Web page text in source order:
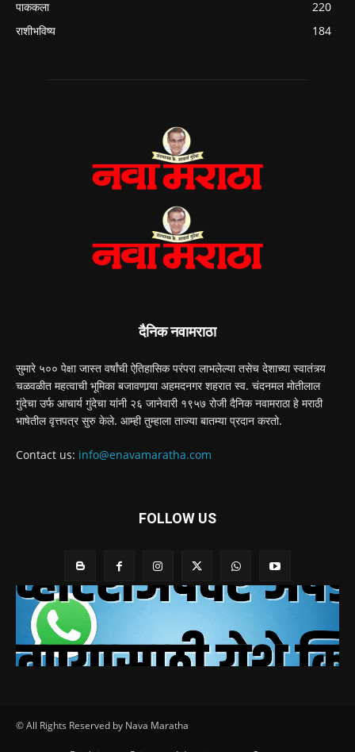
पाककला
220
राशीभविष्य
184
दैनिक नवामराठा
सुमारे ५०० पेक्षा जास्त वर्षांची ऐतिहासिक परंपरा लाभलेल्या तसेच देशाच्या स्वातंत्र्य
चळवळीत महत्वाची भूमिका बजावणार्‍या अहमदनगर शहरात स्व. चंदनमल मोतीलाल
गुंदेचा उर्फ आचार्य गुंदेचा यांनी २६ जानेवारी १९५७ रोजी दैनिक नवामराठा हे मराठी
भाषेतील वृत्तपत्र सुरु केले. आम्ही तुम्हाला ताज्या बातम्या प्रदान करतो.
Contact us: info@enavamaratha.com
FOLLOW US
© All Rights Reserved by Nava Maratha